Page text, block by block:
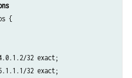
{
32 exact;
32 exact;